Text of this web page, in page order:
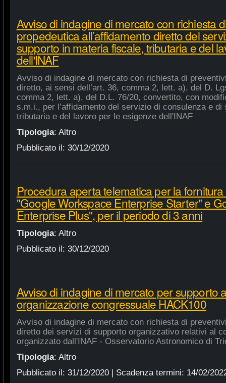
Avviso di indagine di mercato con richiesta
propedeutica all’affidamento diretto del
supporto in materia fiscale, tributaria e del
dell'INAF
Avviso di indagine di mercato con richiesta di
diretto, ai sensi dell’art. 36, comma 2, lett. a), del D.
comma 2, lett. a), del D.L. 76/20, convertito, con
s.m.i., per l’affidamento del servizio di consulenza e
tributaria e del lavoro per le esigenze dell'INAF
Tipologia: Altro
Pubblicato il: 30/12/2020
Procedura aperta telematica per la
"Google Workspace Enterprise Starter" e
Enterprise Plus", per il periodo di 3 anni
Tipologia: Altro
Pubblicato il: 30/12/2020
Avviso di indagine di mercato per supporto
organizzazione congressuale HACK100
Avviso di indagine di mercato con richiesta di
diretto dei servizi di supporto organizzativo relativi al
organizzato dall'INAF - Osservatorio Astronomico di
Tipologia: Altro
Pubblicato il: 31/12/2020| Scadenza termini: 14/02/